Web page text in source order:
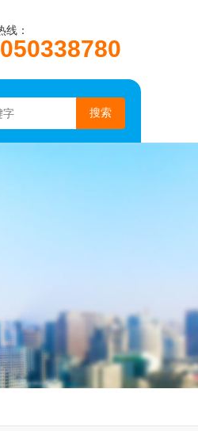
线：